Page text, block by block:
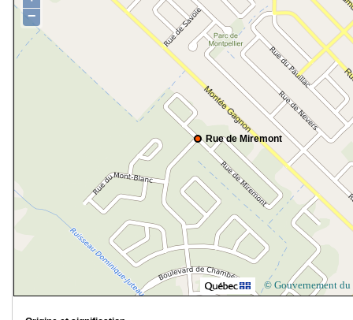
Rue de Miremont
−
© Gouvernement du